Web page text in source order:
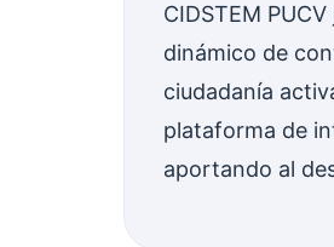
CIDSTEM
dinámico de
ciudadanía
plataforma de
aportando al